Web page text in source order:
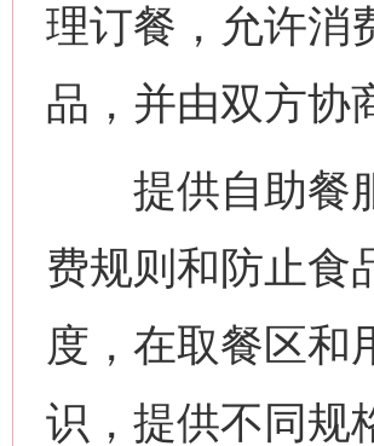
理订餐，允许消
品，并由双方协
提供自助餐服
费规则和防止食
度，在取餐区和
识，提供不同规